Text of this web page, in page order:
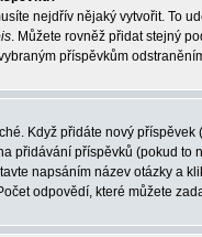
nejdřív nějaký vytvořit. To
. Můžete rovněž přidat stejný
příspěvkům
Když přidáte nový
přidávání příspěvků (pokud to
napsáním název otázky a
odpovědí, které můžete